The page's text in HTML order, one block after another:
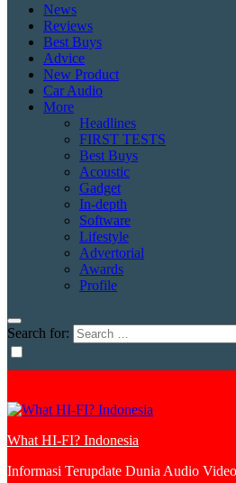
News
Reviews
Best Buys
Advice
New Product
Car Audio
More
Headlines
FIRST TESTS
Best Buys
Acoustic
Gadget
In-depth
Software
Lifestyle
Advertorial
Awards
Profile
Search for:
What HI-FI? Indonesia
Informasi Terupdate Dunia Audio